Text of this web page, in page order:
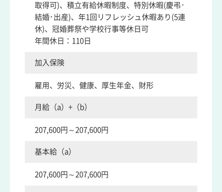
取得可)、積立有給休暇制度、特別休暇(慶弔･
結婚･出産)、年1回リフレッシュ休暇あり(5連
休)、冠婚葬祭や学校行事等休日可
年間休日：110日
加入保険
雇用、労災、健康、厚生年金、財形
月給（a）+（b）
207,600円～207,600円
基本給（a）
207,600円～207,600円